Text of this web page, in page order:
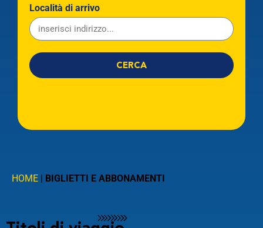
Località di arrivo
CERCA
HOME | BIGLIETTI E ABBONAMENTI